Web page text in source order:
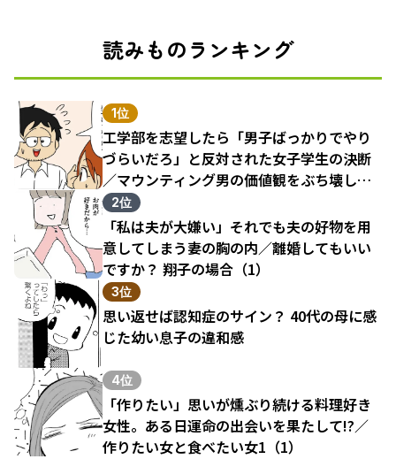
読みものランキング
1位
工学部を志望したら「男子ばっかりでやり
づらいだろ」と反対された女子学生の決断
／マウンティング男の価値観をぶち壊した
結果（1）
2位
「私は夫が大嫌い」それでも夫の好物を用
意してしまう妻の胸の内／離婚してもいい
ですか？ 翔子の場合（1）
3位
思い返せば認知症のサイン？ 40代の母に感
じた幼い息子の違和感
4位
「作りたい」思いが燻ぶり続ける料理好き
女性。ある日運命の出会いを果たして!?／
作りたい女と食べたい女1（1）